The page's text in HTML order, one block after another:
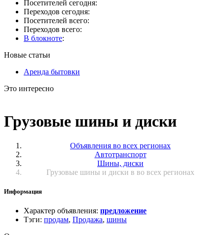
Посетителей сегодня:
Переходов сегодня:
Посетителей всего:
Переходов всего:
В блокноте:
Новые статьи
Аренда бытовки
Это интересно
Грузовые шины и диски
Объявления во всех регионах
Автотранспорт
Шины, диски
Грузовые шины и диски в во всех регионах
Информация
Характер объявления: предложение
Тэги: продам, Продажа, шины